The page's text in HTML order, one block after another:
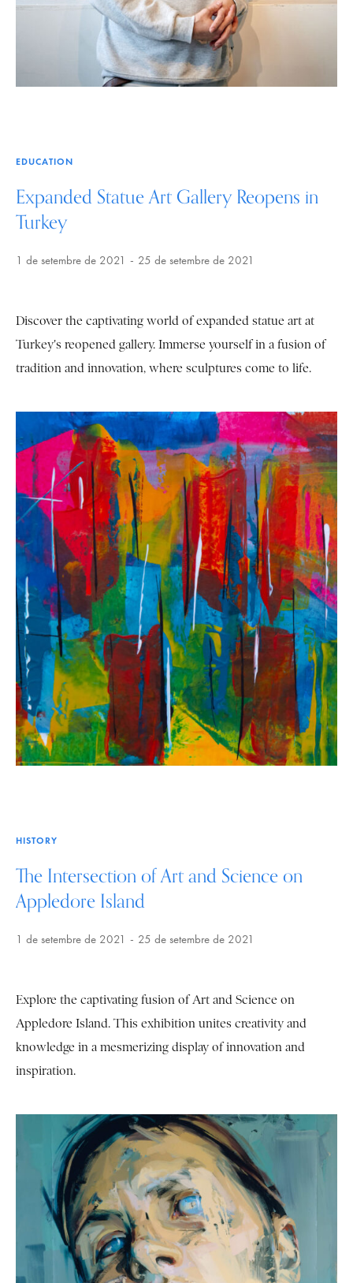
EDUCATION
Expanded Statue Art Gallery Reopens in
Turkey
1 de setembre de 2021 25 de setembre de 2021
Discover the captivating world of expanded statue art at
Turkey's reopened gallery. Immerse yourself in a fusion of
tradition and innovation, where sculptures come to life.
HISTORY
The Intersection of Art and Science on
Appledore Island
1 de setembre de 2021 25 de setembre de 2021
Explore the captivating fusion of Art and Science on
Appledore Island. This exhibition unites creativity and
knowledge in a mesmerizing display of innovation and
inspiration.